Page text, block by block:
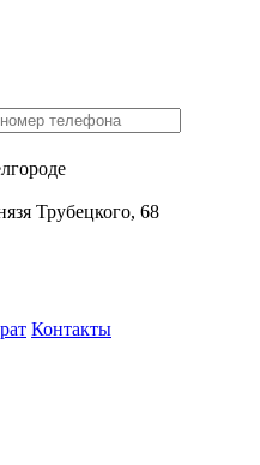
Трубецкого, 68
Контакты